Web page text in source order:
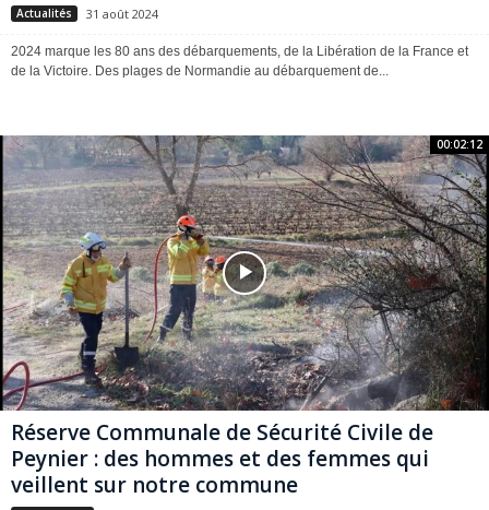
Actualités 31 août 2024
2024 marque les 80 ans des débarquements, de la Libération de la France et
de la Victoire. Des plages de Normandie au débarquement de...
00:02:12
Réserve Communale de Sécurité Civile de
Peynier : des hommes et des femmes qui
veillent sur notre commune